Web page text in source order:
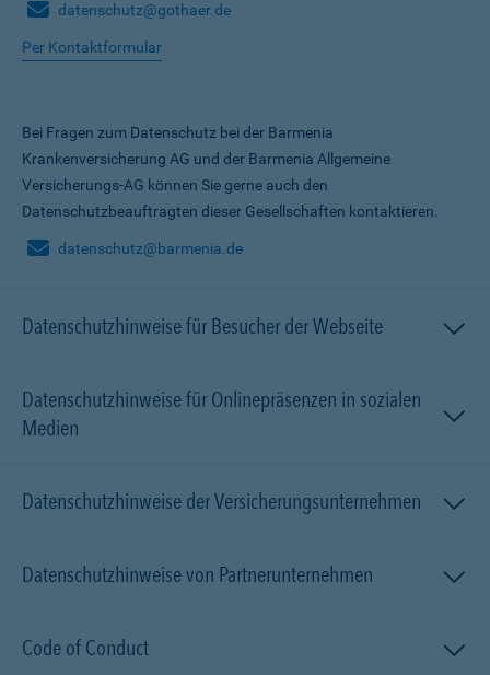
datenschutz@gothaer.de
Per Kontaktformular
Bei Fragen zum Datenschutz bei der Barmenia
Krankenversicherung AG und der Barmenia Allgemeine
Versicherungs-AG können Sie gerne auch den
Datenschutzbeauftragten dieser Gesellschaften kontaktieren.
datenschutz@barmenia.de
Datenschutzhinweise für Besucher der Webseite
Datenschutzhinweise für Onlinepräsenzen in sozialen
Medien
Datenschutzhinweise der Versicherungsunternehmen
Datenschutzhinweise von Partnerunternehmen
Code of Conduct